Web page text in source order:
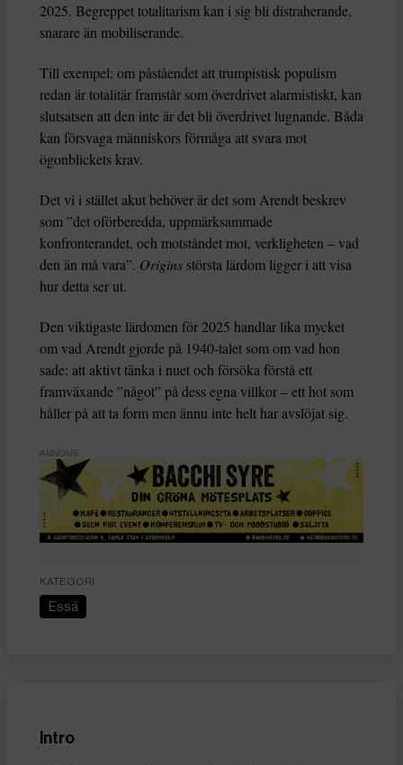
2025. Begreppet totalitarism kan i sig bli distraherande,
snarare än mobiliserande.
Till exempel: om påståendet att trumpistisk populism
redan är totalitär framstår som överdrivet alarmistiskt, kan
slutsatsen att den inte är det bli överdrivet lugnande. Båda
kan försvaga människors förmåga att svara mot
ögonblickets krav.
Det vi i stället akut behöver är det som Arendt beskrev
som ”det oförberedda, uppmärksammade
konfronterandet, och motståndet mot, verkligheten – vad
den än må vara”. Origins största lärdom ligger i att visa
hur detta ser ut.
Den viktigaste lärdomen för 2025 handlar lika mycket
om vad Arendt gjorde på 1940-talet som om vad hon
sade: att aktivt tänka i nuet och försöka förstå ett
framväxande ”något” på dess egna villkor – ett hot som
håller på att ta form men ännu inte helt har avslöjat sig.
ANNONS
KATEGORI
Essä
Intro